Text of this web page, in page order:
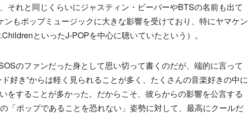
それと同じくらいにジャスティン・ビーバーやBTSの名前も出て
ンもポップミュージックに大きな影響を受けており、特にヤマケン
といったJ-POPを中心に聴いていたという）。
のファンだった身として思い切って書くのだが、端的に言って
好き”からは軽く見られることが多く、たくさんの音楽好きの中に
をすることが多かった。だからこそ、彼らからの影響を公言する
「ポップであることを恐れない」姿勢に対して、最高にクールだ